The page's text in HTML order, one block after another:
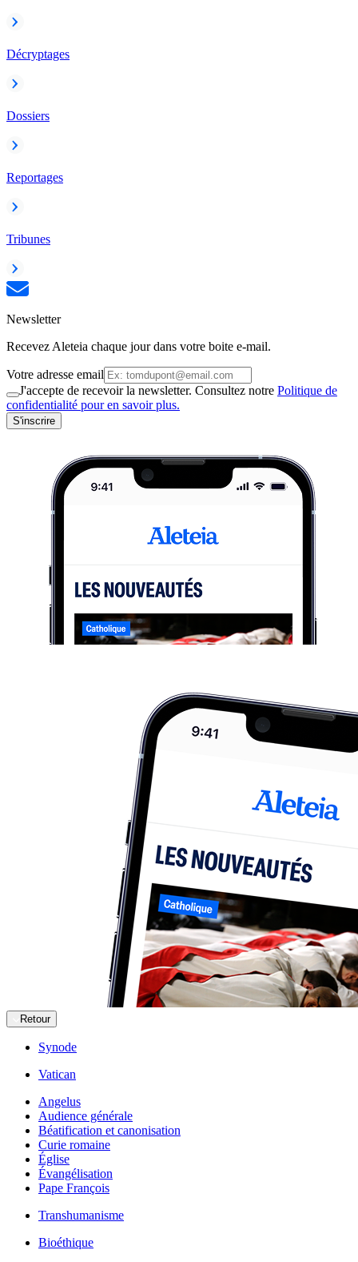
Décryptages
Dossiers
Reportages
Tribunes
Newsletter
Recevez Aleteia chaque jour dans votre boite e-mail.
Votre adresse email
J'accepte de recevoir la newsletter. Consultez notre Politique de
confidentialité pour en savoir plus.
S'inscrire
Retour
Synode
Vatican
Angelus
Audience générale
Béatification et canonisation
Curie romaine
Église
Évangélisation
Pape François
Transhumanisme
Bioéthique